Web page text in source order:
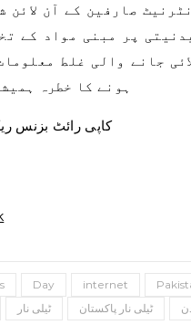
صارفین کے آن لائن
پر مبنی مواد کے
جانے والی غلط
ہونے کا خطرہ
کاپی رائٹ بزنس
Day internet
ٹیلی نار ٹیلی نار پاکستان